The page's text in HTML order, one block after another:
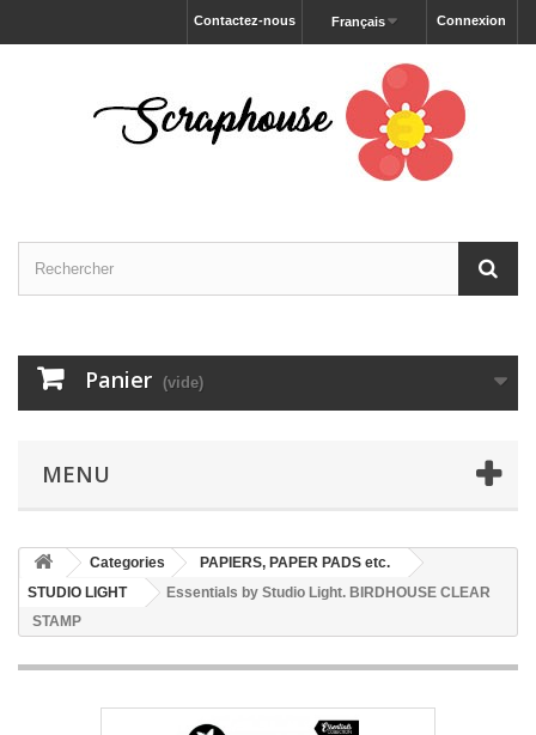
Connexion
Français
Contactez-nous
Panier (vide)
MENU
Categories
PAPIERS, PAPER PADS etc.
STUDIO LIGHT
Essentials by Studio Light. BIRDHOUSE CLEAR
STAMP